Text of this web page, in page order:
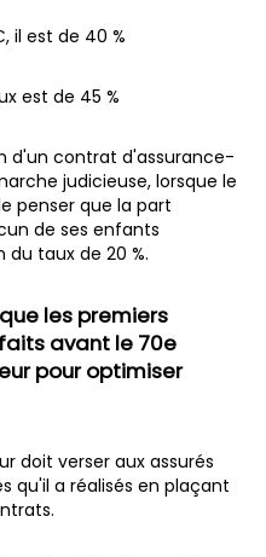
il est de 40 %
est de 45 %
d'un contrat d'assurance-
judicieuse, lorsque le
penser que la part
de ses enfants
taux de 20 %.
les premiers
avant le 70e
pour optimiser
doit verser aux assurés
qu'il a réalisés en plaçant